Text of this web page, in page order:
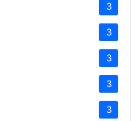
3
3
3
3
3